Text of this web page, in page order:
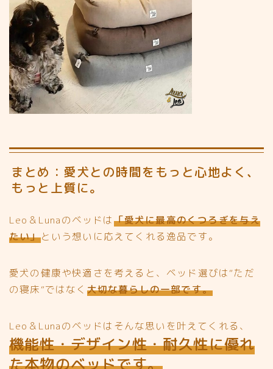
まとめ：愛犬との時間をもっと心地よく、
もっと上質に。
Leo＆Lunaのベッドは「愛犬に最高のくつろぎを与え
たい」という想いに応えてくれる逸品です。
愛犬の健康や快適さを考えると、ベッド選びは“ただ
の寝床“ではなく 大切な暮らしの一部です。
Leo＆Lunaのベッドはそんな思いを叶えてくれる、
機能性・デザイン性・耐久性に優れ
た本物のベッドです。